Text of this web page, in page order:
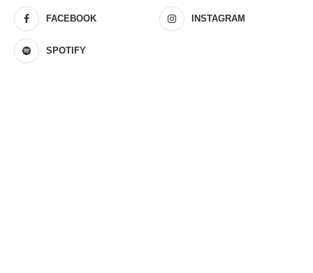
FACEBOOK INSTAGRAM
SPOTIFY